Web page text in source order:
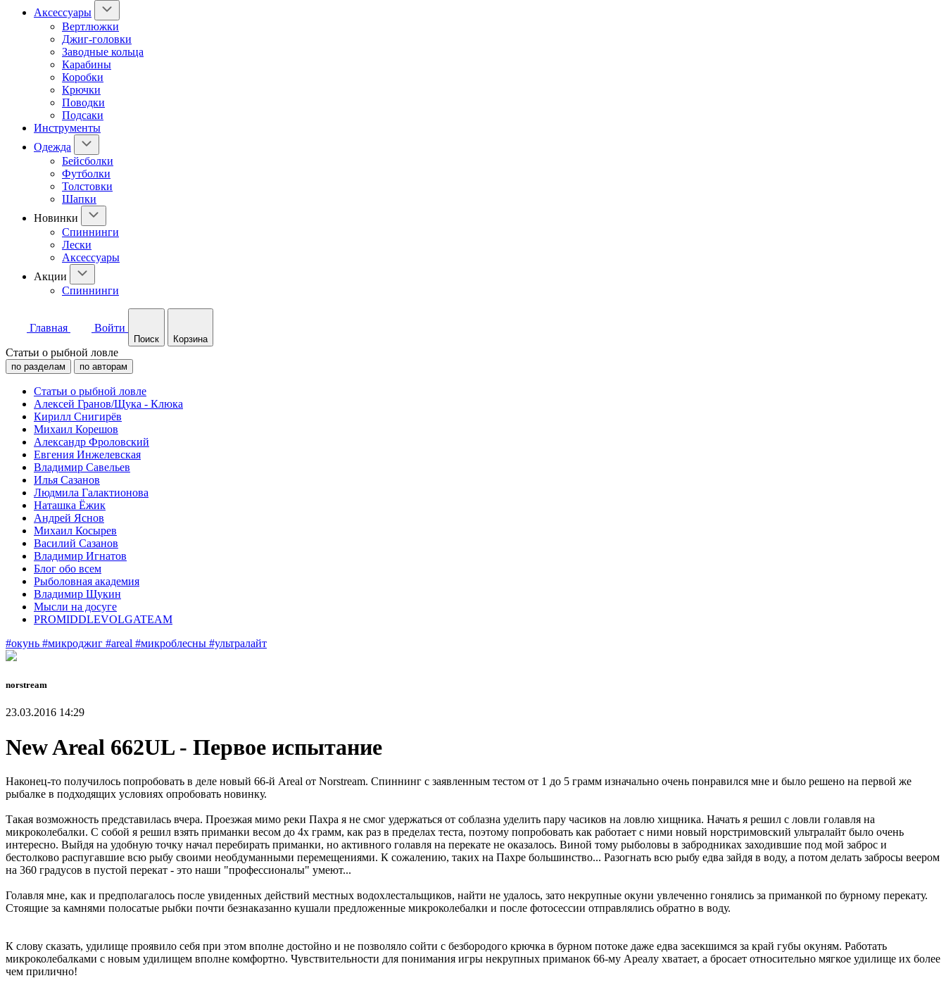
Аксессуары
Вертлюжки
Джиг-головки
Заводные кольца
Карабины
Коробки
Крючки
Поводки
Подсаки
Инструменты
Одежда
Бейсболки
Футболки
Толстовки
Шапки
Новинки
Спиннинги
Лески
Аксессуары
Акции
Спиннинги
Главная Войти
Поиск Корзина
Статьи о рыбной ловле
по разделам по авторам
Статьи о рыбной ловле
Алексей Гранов/Щука - Клюка
Кирилл Снигирёв
Михаил Корешов
Александр Фроловский
Евгения Инжелевская
Владимир Савельев
Илья Сазанов
Людмила Галактионова
Наташка Ёжик
Андрей Яснов
Михаил Косырев
Василий Сазанов
Владимир Игнатов
Блог обо всем
Рыболовная академия
Владимир Щукин
Мысли на досуге
PROMIDDLEVOLGATEAM
#окунь #микроджиг #areal #микроблесны #ультралайт
norstream
23.03.2016 14:29
New Areal 662UL - Первое испытание
Наконец-то получилось попробовать в деле новый 66-й Areal от Norstream. Спиннинг с заявленным тестом от 1 до 5 грамм изначально очень понравился мне и было решено на первой же
рыбалке в подходящих условиях опробовать новинку.
Такая возможность представилась вчера. Проезжая мимо реки Пахра я не смог удержаться от соблазна уделить пару часиков на ловлю хищника. Начать я решил с ловли голавля на
микроколебалки. С собой я решил взять приманки весом до 4х грамм, как раз в пределах теста, поэтому попробовать как работает с ними новый норстримовский ультралайт было очень
интересно. Выйдя на удобную точку начал перебирать приманки, но активного голавля на перекате не оказалось. Виной тому рыболовы в забродниках заходившие под мой заброс и
бестолково распугавшие всю рыбу своими необдуманными перемещениями. К сожалению, таких на Пахре большинство... Разогнать всю рыбу едва зайдя в воду, а потом делать забросы веером
на 360 градусов в пустой перекат - это наши "профессионалы" умеют...
Голавля мне, как и предполагалось после увиденных действий местных водохлестальщиков, найти не удалось, зато некрупные окуни увлеченно гонялись за приманкой по бурному перекату.
Стоящие за камнями полосатые рыбки почти безнаказанно кушали предложенные микроколебалки и после фотосессии отправлялись обратно в воду.
К слову сказать, удилище проявило себя при этом вполне достойно и не позволяло сойти с безбородого крючка в бурном потоке даже едва засекшимся за край губы окуням. Работать
микроколебалками с новым удилищем вполне комфортно. Чувствительности для понимания игры некрупных приманок 66-му Ареалу хватает, а бросает относительно мягкое удилище их более
чем прилично!